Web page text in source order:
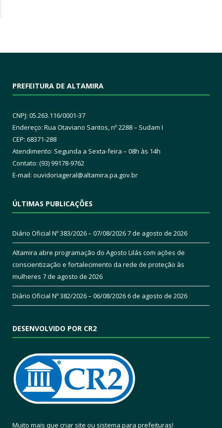
PREFEITURA DE ALTAMIRA
CNPJ: 05.263.116/0001-37
Endereço: Rua Otaviano Santos, nº 2288 – Sudam I
CEP: 68371-288
Atendimento: Segunda a Sexta-feira – 08h às 14h
Contato: (93) 99178-9762
E-mail: ouvidoriageral@altamira.pa.gov.br
ÚLTIMAS PUBLICAÇÕES
Diário Oficial Nº 383/2026 – 07/08/20267 de agosto de 2026
Altamira abre programação do Agosto Lilás com ações de
conscientização e fortalecimento da rede de proteção às
mulheres 7 de agosto de 2026
Diário Oficial Nº 382/2026 – 06/08/20266 de agosto de 2026
DESENVOLVIDO POR CR2
Muito mais que criar site ou sistema para prefeituras!